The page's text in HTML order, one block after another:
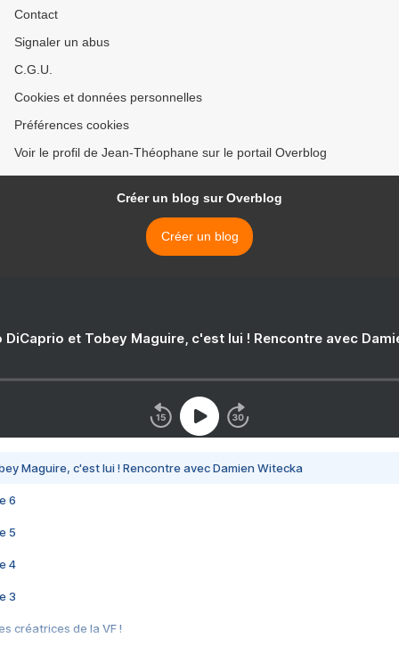
Contact
Signaler un abus
C.G.U.
Cookies et données personnelles
Préférences cookies
Voir le profil de Jean-Théophane sur le portail Overblog
Créer un blog sur Overblog
Créer un blog
DiCaprio et Tobey Maguire, c'est lui ! Rencontre avec
Maguire, c'est lui ! Rencontre avec Damien Witecka
6
5
4
3
créatrices de la VF !